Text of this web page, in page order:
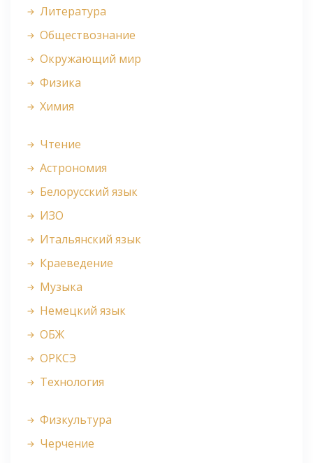
Литература
Обществознание
Окружающий мир
Физика
Химия
Чтение
Астрономия
Белорусский язык
ИЗО
Итальянский язык
Краеведение
Музыка
Немецкий язык
ОБЖ
ОРКСЭ
Технология
Физкультура
Черчение